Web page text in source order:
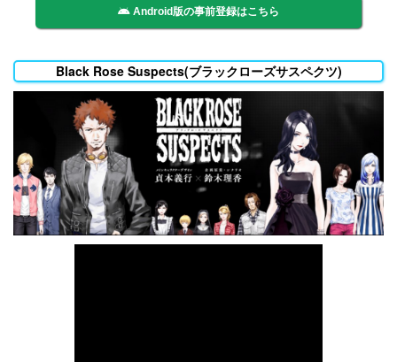
Android版の事前登録はこちら
Black Rose Suspects(ブラックローズサスペクツ)